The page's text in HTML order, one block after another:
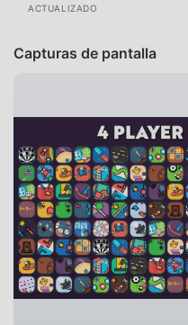
ACTUALIZADO
Capturas de pantalla